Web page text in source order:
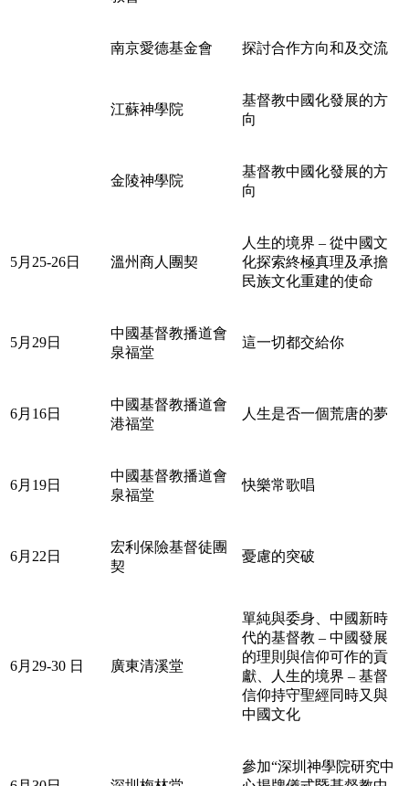
南京愛德基金會 探討合作方向和及交流
江蘇神學院
基督教中國化發展的方
向
金陵神學院
基督教中國化發展的方
向
5月25-26日 溫州商人團契
人生的境界 – 從中國文
化探索終極真理及承擔
民族文化重建的使命
5月29日
中國基督教播道會
泉福堂
這一切都交給你
6月16日
中國基督教播道會
港福堂
人生是否一個荒唐的夢
6月19日
中國基督教播道會
泉福堂
快樂常歌唱
6月22日
宏利保險基督徒團
契
憂慮的突破
6月29-30 日 廣東清溪堂
單純與委身、中國新時
代的基督教 – 中國發展
的理則與信仰可作的貢
獻、人生的境界 – 基督
信仰持守聖經同時又與
中國文化
參加“深圳神學院研究中